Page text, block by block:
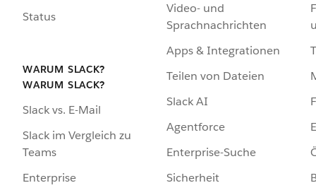
Status
WARUM SLACK?
WARUM SLACK?
Slack vs. E-Mail
Slack im Vergleich zu
Teams
Enterprise
Video- und
Sprachnachrichten
Apps & Integrationen
Teilen von Dateien
Slack AI
Agentforce
Enterprise-Suche
Sicherheit